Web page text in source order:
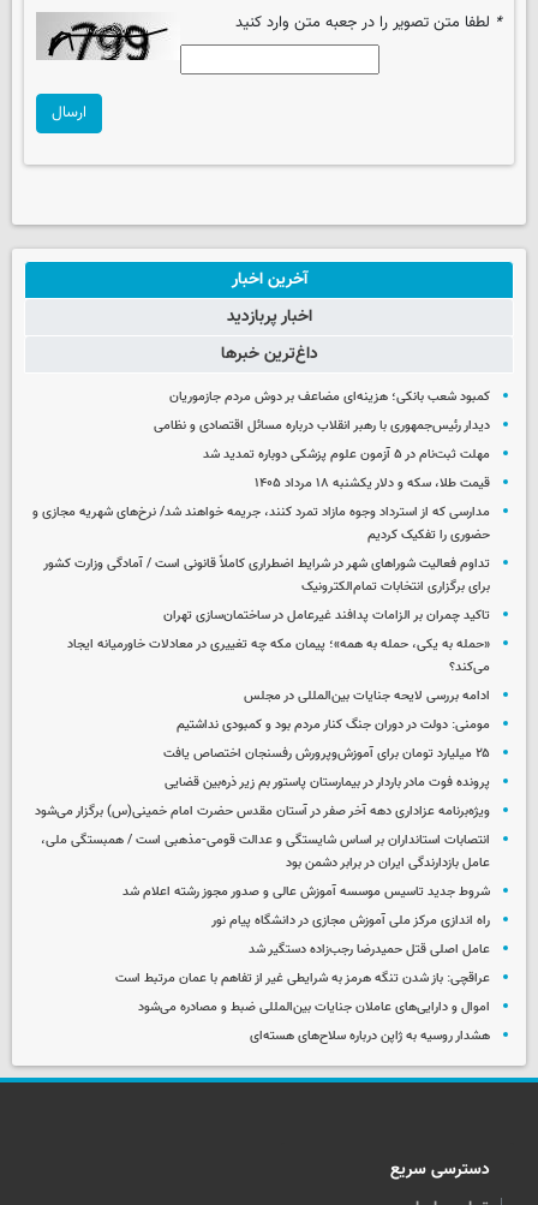
* لطفا متن تصویر را در جعبه متن وارد کنید
ارسال
آخرین اخبار
اخبار پربازدید
داغ‌ترین خبرها
کمبود شعب بانکی؛ هزینه‌ای مضاعف بر دوش مردم جازموریان
دیدار رئیس‌جمهوری با رهبر انقلاب درباره مسائل اقتصادی و نظامی
مهلت ثبت‌نام در ۵ آزمون علوم پزشکی دوباره تمدید شد
قیمت طلا، سکه و دلار یکشنبه ۱۸ مرداد ۱۴۰۵
مدارسی که از استرداد وجوه مازاد تمرد کنند، جریمه خواهند شد/ نرخ‌های شهریه مجازی و
حضوری را تفکیک کردیم
تداوم فعالیت شوراهای شهر در شرایط اضطراری کاملاً قانونی است / آمادگی وزارت کشور
برای برگزاری انتخابات تمام‌الکترونیک
تاکید چمران بر الزامات پدافند غیرعامل در ساختمان‌سازی تهران
«حمله به یکی، حمله به همه»؛ پیمان مکه چه تغییری در معادلات خاورمیانه ایجاد
می‌کند؟
ادامه بررسی لایحه جنایات بین‌المللی در مجلس
مومنی: دولت در دوران جنگ کنار مردم بود و کمبودی نداشتیم
۲۵ میلیارد تومان برای آموزش‌وپرورش رفسنجان اختصاص یافت
پرونده فوت مادر باردار در بیمارستان پاستور بم زیر ذره‌بین قضایی
ویژه‌برنامه عزاداری دهه آخر صفر در آستان مقدس حضرت امام خمینی(س) برگزار می‌شود
انتصابات استانداران بر اساس شایستگی و عدالت قومی-مذهبی است / همبستگی ملی،
عامل بازدارندگی ایران در برابر دشمن بود
شروط جدید تاسیس موسسه آموزش عالی و صدور مجوز رشته اعلام شد
راه اندازی مرکز ملی آموزش مجازی در دانشگاه پیام نور
عامل اصلی قتل حمیدرضا رجب‌زاده دستگیر شد
عراقچی: باز شدن تنگه هرمز به شرایطی غیر از تفاهم با عمان مرتبط است
اموال و دارایی‌های عاملان جنایات بین‌المللی ضبط و مصادره می‌شود
هشدار روسیه به ژاپن درباره سلاح‌های هسته‌ای
دسترسی سریع